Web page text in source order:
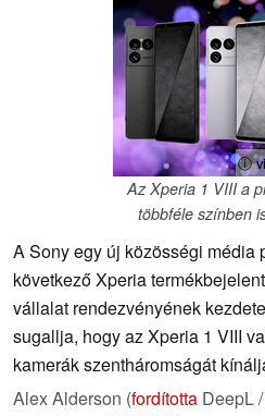
ⓘ
Az Xperia 1 VIII a
többféle színben
A Sony egy új közösségi média
következő Xperia
vállalat rendezvényének
sugallja, hogy az Xperia 1 VIII
kamerák szentháromságát
Alex Alderson (fordította DeepL